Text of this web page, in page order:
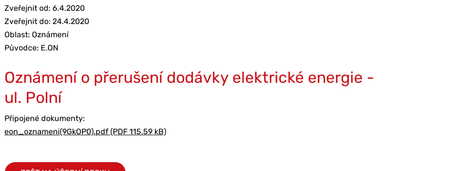
Zveřejnit od: 6.4.2020
Zveřejnit do: 24.4.2020
Oblast: Oznámení
Původce: E.ON
Oznámení o přerušení dodávky elektrické energie -
ul. Polní
Připojené dokumenty:
eon_oznameni(9GkOP0).pdf (PDF 115.59 kB)